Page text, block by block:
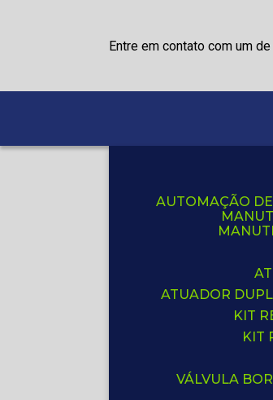
Entre em contato com um
AUTOMAÇÃO
ATUADOR
KIT
VÁLVULA